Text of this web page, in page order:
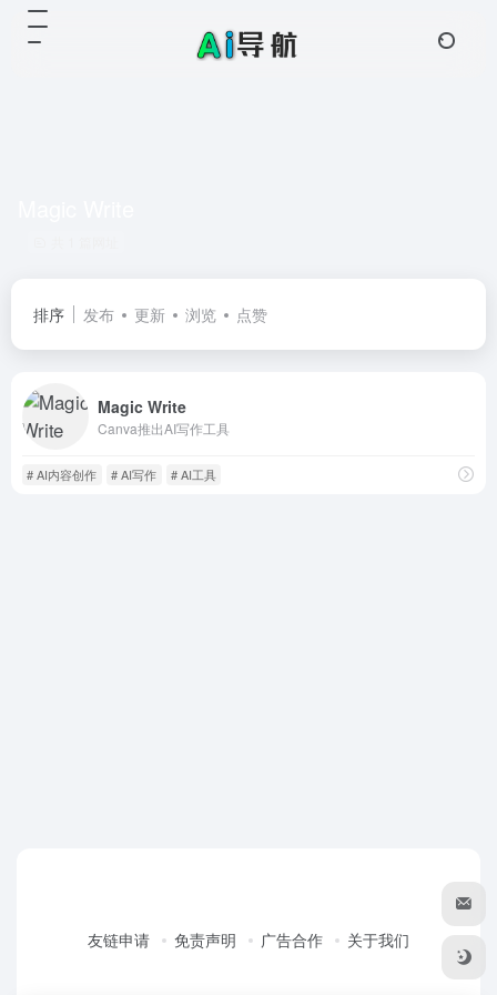
排序 发布 更新 浏览 点赞
Magic Write
Canva推出AI写作工具
# AI内容创作 # AI写作 # AI工具
友链申请 免责声明 广告合作 关于我们